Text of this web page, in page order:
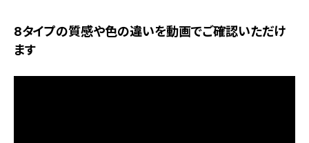
8タイプの質感や色の違いを動画でご確認いただけ
ます